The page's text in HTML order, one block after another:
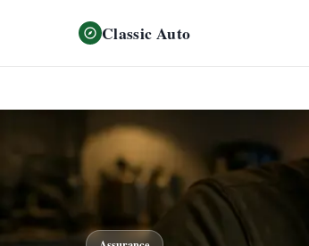
Classic Auto